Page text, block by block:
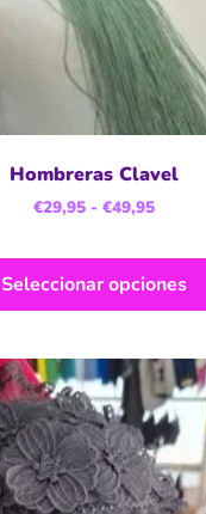
Hombreras Clavel
€29,95 - €49,95
Seleccionar opciones